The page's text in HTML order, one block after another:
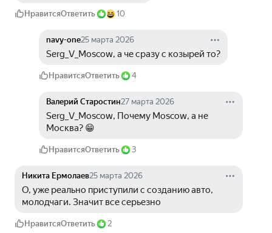
НравитсяОтветить 10
navy-one25 марта 2026
Serg_V_Moscow, а че сразу с козырей то?
НравитсяОтветить 4
Валерий Старостин27 марта 2026
Serg_V_Moscow, Почему Moscow, а не
Москва? 😁
НравитсяОтветить 3
Никита Ермолаев25 марта 2026
О, уже реально приступили с созданию авто,
молодчаги. Значит все серьезно
НравитсяОтветить 2